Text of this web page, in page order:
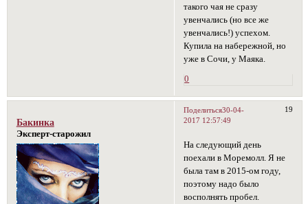
такого чая не сразу
увенчались (но все же
увенчались!) успехом.
Купила на набережной, но
уже в Сочи, у Маяка.
0
Поделиться 19
30-04-
2017 12:57:49
Бакинка
Эксперт-старожил
На следующий день
поехали в Моремолл. Я не
была там в 2015-ом году,
поэтому надо было
восполнять пробел.